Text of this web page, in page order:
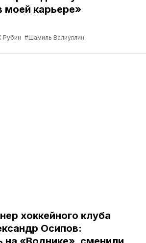
моей карьере»
Рубин #Шамиль Валиуллин
хоккейного клуба
Осипов: